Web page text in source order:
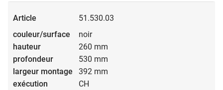
51.530.03
noir
260 mm
530 mm
392 mm
CH